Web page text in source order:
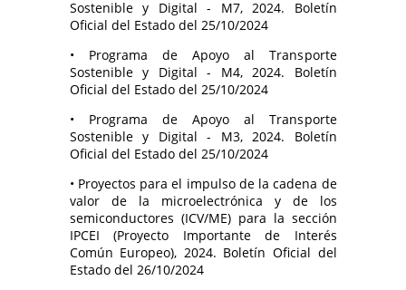
Sostenible y Digital - M7, 2024. Boletín
Oficial del Estado del 25/10/2024
• Programa de Apoyo al Transporte
Sostenible y Digital - M4, 2024. Boletín
Oficial del Estado del 25/10/2024
• Programa de Apoyo al Transporte
Sostenible y Digital - M3, 2024. Boletín
Oficial del Estado del 25/10/2024
• Proyectos para el impulso de la cadena de
valor de la microelectrónica y de los
semiconductores (ICV/ME) para la sección
IPCEI (Proyecto Importante de Interés
Común Europeo), 2024. Boletín Oficial del
Estado del 26/10/2024